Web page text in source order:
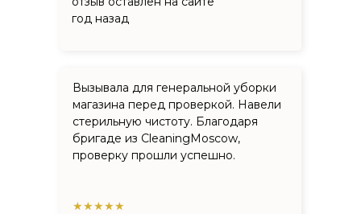
Вызывала для генеральной уборки
магазина перед проверкой. Навели
стерильную чистоту. Благодаря
бригаде из CleaningMoscow,
проверку прошли успешно.
★★★★★
год назад